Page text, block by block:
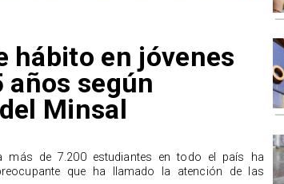
hábito en jóvenes
años según
Minsal
más de 7.200 estudiantes en todo el país ha
que ha llamado la atención de las